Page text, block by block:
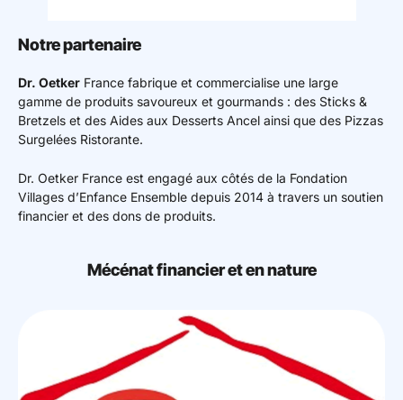
Notre partenaire
Dr. Oetker France fabrique et commercialise une large
gamme de produits savoureux et gourmands : des Sticks &
Bretzels et des Aides aux Desserts Ancel ainsi que des Pizzas
Surgelées Ristorante.
Dr. Oetker France est engagé aux côtés de la Fondation
Villages d’Enfance Ensemble depuis 2014 à travers un soutien
financier et des dons de produits.
Mécénat financier et en nature